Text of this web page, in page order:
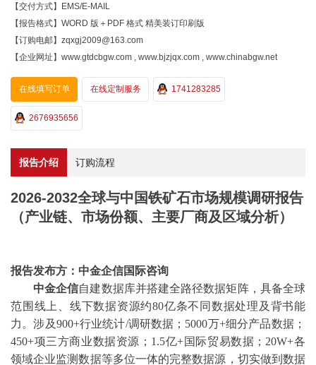
【交付方式】EMS/E-MAIL
【报告格式】WORD 版＋PDF 格式 精美装订印刷版
【订购电邮】zqxgj2009@163.com
【企业网址】www.gtdcbgw.com , www.bjzjqx.com , www.chinabgw.net
在线填写订单 在线定制服务 1741283285
2676935656
报告介绍 订购流程
2026-2032全球与中国铁矿石市场规模调研报告
（产业链、市场份额、主要厂商及区域分析）
报告发布方：中金企信国际咨询
中金企信自建数据库并搭建全路径数据矩阵，具备全球
范围线上、线下数据资源约80亿条不同数据处理及背书能
力。涉及900+行业统计/调研数据；5000万+细分产品数据；
450+项三方商业数据资源；1.5亿+国际贸易数据；20W+各
领域企业监测数据等多位一体的完整数据源，切实做到数据